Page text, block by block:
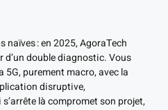
: en 2025, AgoraTech
double diagnostic. Vous
purement macro, avec la
disruptive,
là compromet son projet,